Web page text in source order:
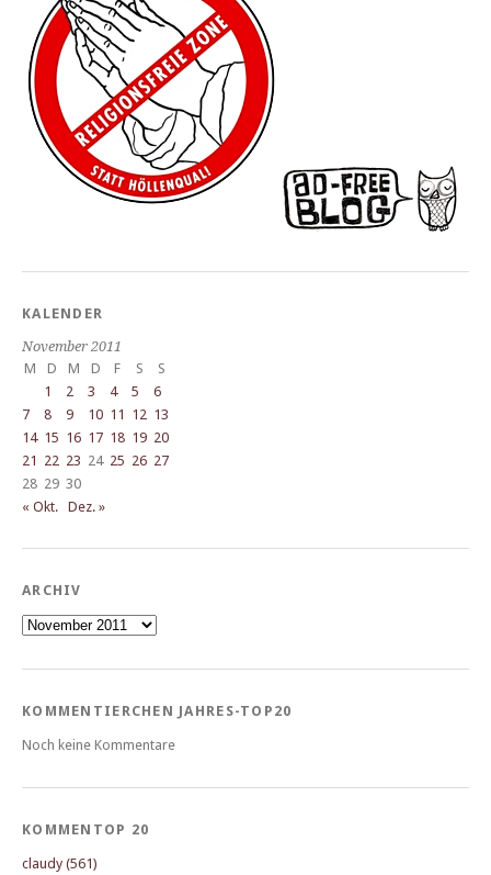
KALENDER
November 2011
M
D M D F S
S
1
2 3 4 5
6
7
8 9 10 11 12 13
14 15 16 17 18 19 20
21 22 23 24 25 26 27
28 29 30
« Okt. Dez. »
ARCHIV
Archiv
KOMMENTIERCHEN JAHRES-TOP20
Noch keine Kommentare
KOMMENTOP 20
claudy (561)